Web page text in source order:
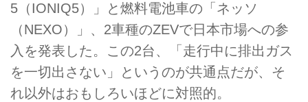
5（IONIQ5）」と燃料電池車の「ネッソ
（NEXO）」、2車種のZEVで日本市場への参
入を発表した。この2台、「走行中に排出ガス
を一切出さない」というのが共通点だが、そ
れ以外はおもしろいほどに対照的。